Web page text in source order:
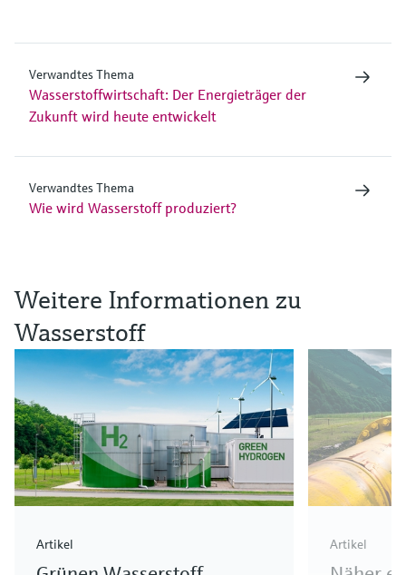
Verwandtes Thema
Wasserstoffwirtschaft: Der Energieträger der
Zukunft wird heute entwickelt
Verwandtes Thema
Wie wird Wasserstoff produziert?
Weitere Informationen zu
Wasserstoff
Artikel Artikel